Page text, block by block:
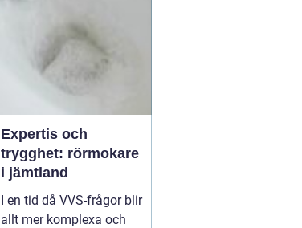
Expertis och
trygghet: rörmokare
i jämtland
I en tid då VVS-frågor blir
allt mer komplexa och